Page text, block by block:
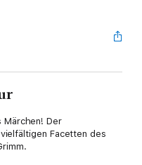
Märchen! Der
Facetten des